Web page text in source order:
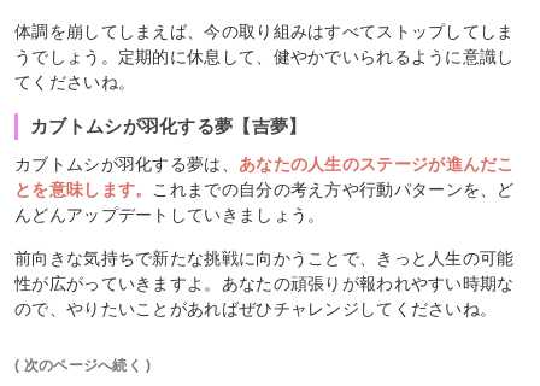
体調を崩してしまえば、今の取り組みはすべてストップしてしま
うでしょう。定期的に休息して、健やかでいられるように意識し
てくださいね。
カブトムシが羽化する夢【吉夢】
カブトムシが羽化する夢は、 あなたの人生のステージが進んだこ
とを意味します。 これまでの自分の考え方や行動パターンを、ど
んどんアップデートしていきましょう。
前向きな気持ちで新たな挑戦に向かうことで、きっと人生の可能
性が広がっていきますよ。あなたの頑張りが報われやすい時期な
ので、やりたいことがあればぜひチャレンジしてくださいね。
( 次のページへ続く )